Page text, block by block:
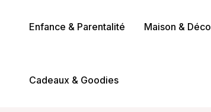
Enfance & Parentalité Maison & Déco
Cadeaux & Goodies